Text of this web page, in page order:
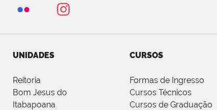
UNIDADES
Reitoria
Bom Jesus do
Itabapoana
CURSOS
Formas de Ingresso
Cursos Técnicos
Cursos de Graduação